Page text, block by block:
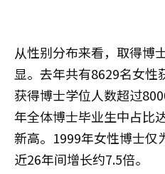
从性别分布来看，取得博
显。去年共有8629名女性
获得博士学位人数超过
年全体博士毕业生中占比
新高。1999年女性博士仅
近26年间增长约7.5倍。